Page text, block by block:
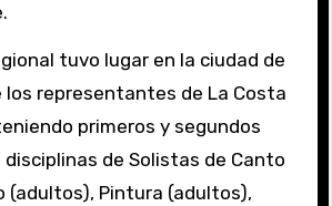
tuvo lugar en la ciudad de
los representantes de La Costa
primeros y segundos
de Solistas de Canto
(adultos), Pintura (adultos),